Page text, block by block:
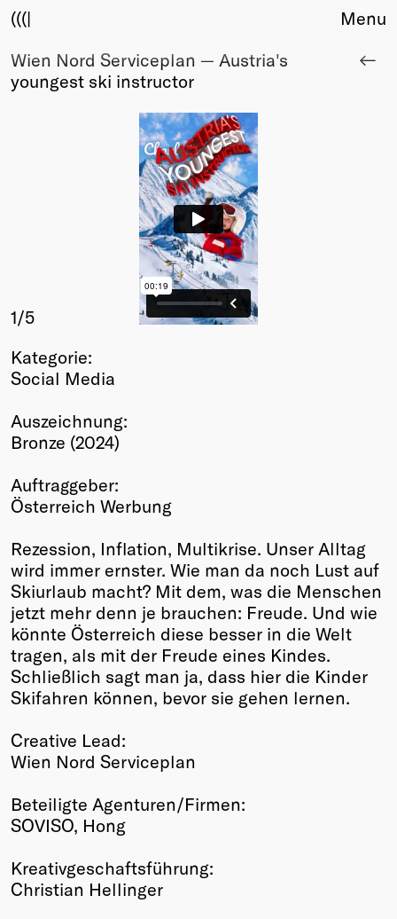
(((|
About
Club
Info
Young Creatives
Friends of Creativity
Winners
2026
Annual
Menu
Wien Nord Serviceplan — Austria's
youngest ski instructor
1/5
Kategorie:
Social Media
Auszeichnung:
Bronze (2024)
Auftraggeber:
Österreich Werbung
Rezession, Inflation, Multikrise. Unser Alltag
wird immer ernster. Wie man da noch Lust auf
Skiurlaub macht? Mit dem, was die Menschen
jetzt mehr denn je brauchen: Freude. Und wie
könnte Österreich diese besser in die Welt
tragen, als mit der Freude eines Kindes.
Schließlich sagt man ja, dass hier die Kinder
Skifahren können, bevor sie gehen lernen.
Creative Lead:
Wien Nord Serviceplan
Beteiligte Agenturen/Firmen:
SOVISO, Hong
Kreativgeschaftsführung:
Christian Hellinger